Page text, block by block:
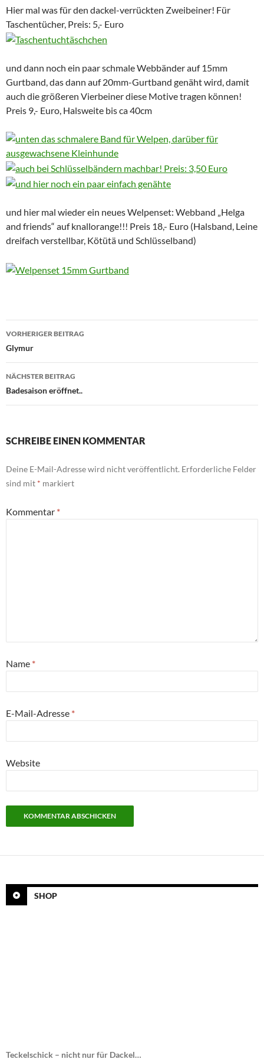
Hier mal was für den dackel-verrückten Zweibeiner! Für
Taschentücher, Preis: 5,- Euro
und dann noch ein paar schmale Webbänder auf 15mm
Gurtband, das dann auf 20mm-Gurtband genäht wird, damit
auch die größeren Vierbeiner diese Motive tragen können!
Preis 9,- Euro, Halsweite bis ca 40cm
und hier mal wieder ein neues Welpenset: Webband „Helga
and friends“ auf knallorange!!! Preis 18,- Euro (Halsband, Leine
dreifach verstellbar, Kötütä und Schlüsselband)
Beitragsnavigation
VORHERIGER BEITRAG
Glymur
NÄCHSTER BEITRAG
Badesaison eröffnet..
SCHREIBE EINEN KOMMENTAR
Deine E-Mail-Adresse wird nicht veröffentlicht. Erforderliche Felder
sind mit * markiert
Kommentar *
Name *
E-Mail-Adresse *
Website
SHOP
Teckelschick – nicht nur für Dackel…